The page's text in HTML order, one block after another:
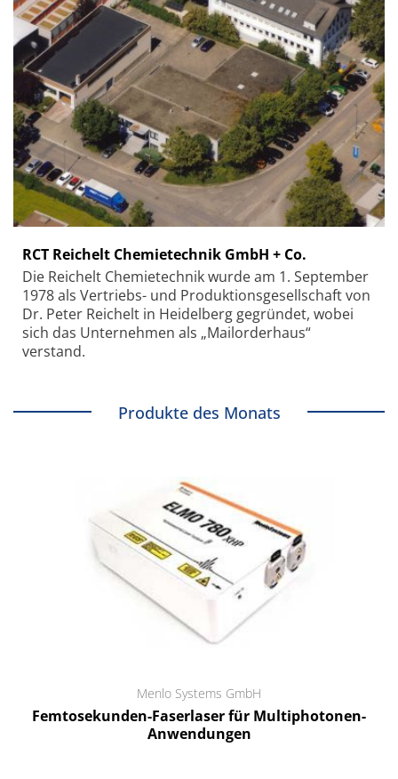
RCT Reichelt Chemietechnik GmbH + Co.
Die Reichelt Chemietechnik wurde am 1. September
1978 als Vertriebs- und Produktionsgesellschaft von
Dr. Peter Reichelt in Heidelberg gegründet, wobei
sich das Unternehmen als „Mailorderhaus“
verstand.
Produkte des Monats
Menlo Systems GmbH
Femtosekunden-Faserlaser für Multiphotonen-
Anwendungen